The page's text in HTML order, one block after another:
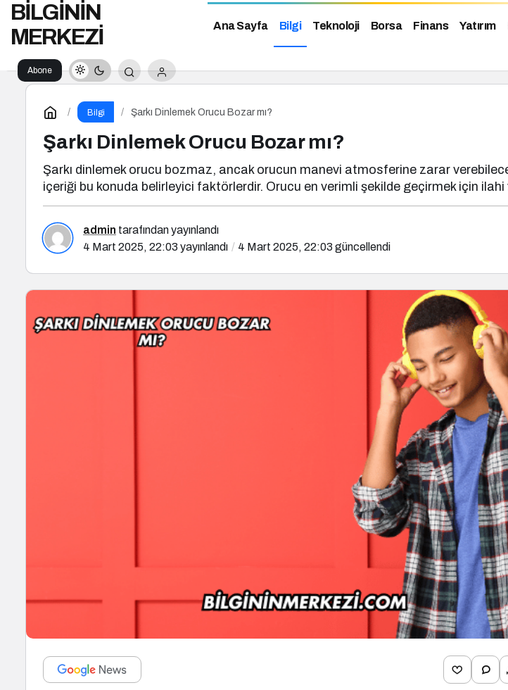
BİLGİNİN
MERKEZİ
Ana Sayfa Bilgi Teknoloji Borsa Finans Yatırım
Abone
Bilgi
Şarkı Dinlemek Orucu Bozar mı?
Şarkı Dinlemek Orucu Bozar mı?
Şarkı dinlemek orucu bozmaz, ancak orucun manevi atmosferine zarar
içeriği bu konuda belirleyici faktörlerdir. Orucu en verimli şekilde geçirmek için
admin tarafından yayınlandı
4 Mart 2025, 22:03 yayınlandı 4 Mart 2025, 22:03 güncellendi